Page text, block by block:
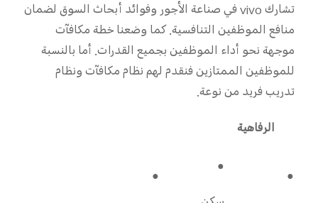
تشاركvivoفي صناعة الأجور وفوائد أبحاث السوق لضمان
منافع الموظفين التنافسية.كما وضعنا خطة مكافآت
موجهة نحو أداء الموظفين بجميع القدرات. أما بالنسبة
للموظفين الممتازين فنقدم لهم نظام مكافآت ونظام
تدريب فريد من نوعة.
الرفاهية
●
●
●